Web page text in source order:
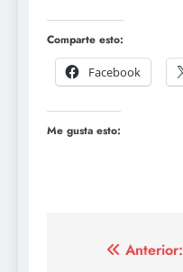
Comparte esto:
Facebook
Me gusta esto:
Navegación
Anterior: